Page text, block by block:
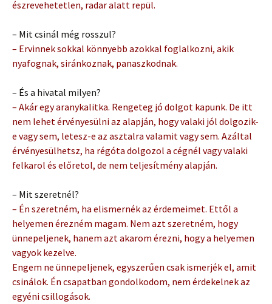
észrevehetetlen, radar alatt repül.
– Mit csinál még rosszul?
– Ervinnek sokkal könnyebb azokkal foglalkozni, akik
nyafognak, siránkoznak, panaszkodnak.
– És a hivatal milyen?
– Akár egy aranykalitka. Rengeteg jó dolgot kapunk. De itt
nem lehet érvényesülni az alapján, hogy valaki jól dolgozik-
e vagy sem, letesz-e az asztalra valamit vagy sem. Azáltal
érvényesülhetsz, ha régóta dolgozol a cégnél vagy valaki
felkarol és előretol, de nem teljesítmény alapján.
– Mit szeretnél?
– Én szeretném, ha elismernék az érdemeimet. Ettől a
helyemen érezném magam. Nem azt szeretném, hogy
ünnepeljenek, hanem azt akarom érezni, hogy a helyemen
vagyok kezelve.
Engem ne ünnepeljenek, egyszerűen csak ismerjék el, amit
csinálok. Én csapatban gondolkodom, nem érdekelnek az
egyéni csillogások.